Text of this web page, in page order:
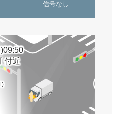
信号なし
付近